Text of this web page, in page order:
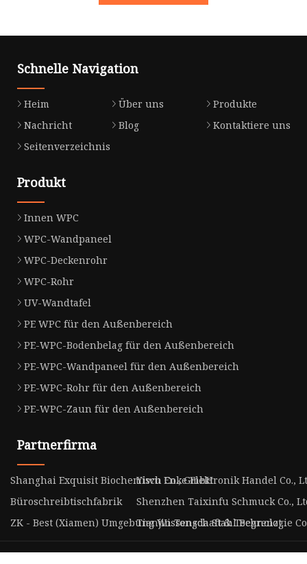
Schnelle Navigation
Heim Über uns
Produkte
Nachricht
Blog
Kontaktiere uns
Seitenverzeichnis
Produkt
Innen WPC
WPC-Wandpaneel
WPC-Deckenrohr
WPC-Rohr
UV-Wandtafel
PE WPC für den Außenbereich
PE-WPC-Bodenbelag für den Außenbereich
PE-WPC-Wandpaneel für den Außenbereich
PE-WPC-Rohr für den Außenbereich
PE-WPC-Zaun für den Außenbereich
Partnerfirma
Shanghai Exquisit Biochemisch Co., GmbHYiwu Enke Elektronik Handel Co.,
Büroschreibtischfabrik
Shenzhen Taixinfu Schmuck Co.,
ZK - Best (Xiamen) Umgebung Wissenschaft & Technologie
Tianjin Tongda Stahl Begrenzt.